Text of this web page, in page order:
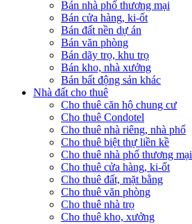
Bán nhà phố thương mại
Bán cửa hàng, ki-ốt
Bán đất nền dự án
Bán văn phòng
Bán dãy trọ, khu trọ
Bán kho, nhà xưởng
Bán bất động sản khác
Nhà đất cho thuê
Cho thuê căn hộ chung cư
Cho thuê Condotel
Cho thuê nhà riêng, nhà phố
Cho thuê biệt thự liền kề
Cho thuê nhà phố thương mại
Cho thuê cửa hàng, ki-ốt
Cho thuê đất, mặt bằng
Cho thuê văn phòng
Cho thuê nhà trọ
Cho thuê kho, xưởng